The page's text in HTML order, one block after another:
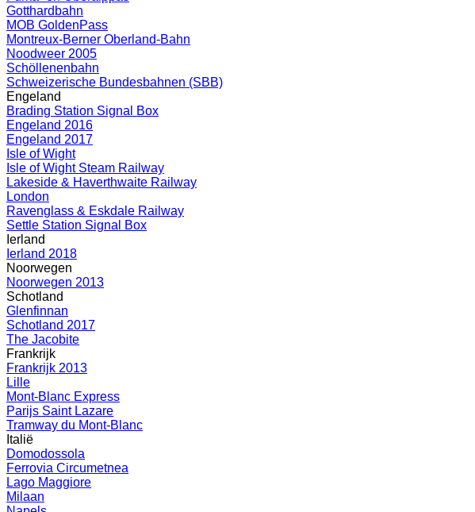
Gotthardbahn
MOB GoldenPass
Montreux-Berner Oberland-Bahn
Noodweer 2005
Schöllenenbahn
Schweizerische Bundesbahnen (SBB)
Engeland
Brading Station Signal Box
Engeland 2016
Engeland 2017
Isle of Wight
Isle of Wight Steam Railway
Lakeside & Haverthwaite Railway
London
Ravenglass & Eskdale Railway
Settle Station Signal Box
Ierland
Ierland 2018
Noorwegen
Noorwegen 2013
Schotland
Glenfinnan
Schotland 2017
The Jacobite
Frankrijk
Frankrijk 2013
Lille
Mont-Blanc Express
Parijs Saint Lazare
Tramway du Mont-Blanc
Italië
Domodossola
Ferrovia Circumetnea
Lago Maggiore
Milaan